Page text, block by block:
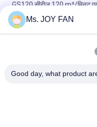
GS120 सीरीज 120 m³/मिनट
ब्लोअर
GS100 सीरीज 100 m³/मिनट
Ms. JOY FAN
Good day, what product